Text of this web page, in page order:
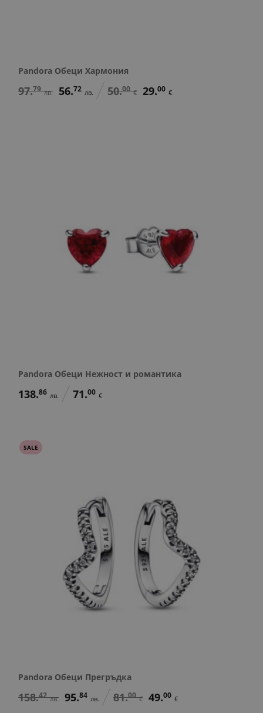
Pandora Обеци Хармония
97.79 лв. 56.72 лв. 50.00 € 29.00 €
Pandora Обеци Нежност и романтика
138.86 лв. 71.00 €
SALE
Pandora Обеци Прегръдка
158.42 лв. 95.84 лв. 81.00 € 49.00 €